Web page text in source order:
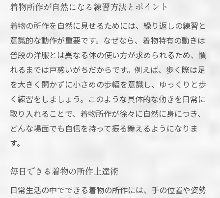
着物所作が自然になる練習方法とポイント
着物の所作を自然に見せるためには、繰り返しの練習と
意識的な動作が重要です。なぜなら、着物特有の動きは
普段の洋服とは異なる体の使い方が求められるため、慣
れるまでは戸惑いがちだからです。例えば、歩く際は足
を大きく開かずに小さめの歩幅を意識し、ゆっくりと歩
く練習をしましょう。このような具体的な動きを日常に
取り入れることで、着物所作が徐々に自然に身につき、
どんな場面でも自信を持って振る舞えるようになりま
す。
毎日できる着物の所作上達術
日常生活の中でできる着物の所作には、手の位置や姿勢